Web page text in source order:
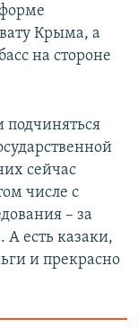
Крыма, а
на стороне
подчиняться
сейчас
числе с
– за
А есть казаки,
и прекрасно